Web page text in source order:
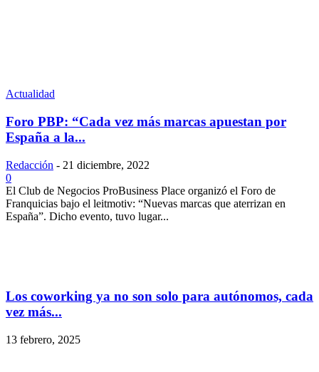
Actualidad
Foro PBP: “Cada vez más marcas apuestan por
España a la...
Redacción - 21 diciembre, 2022
0
El Club de Negocios ProBusiness Place organizó el Foro de
Franquicias bajo el leitmotiv: “Nuevas marcas que aterrizan en
España”. Dicho evento, tuvo lugar...
Los coworking ya no son solo para autónomos, cada
vez más...
13 febrero, 2025